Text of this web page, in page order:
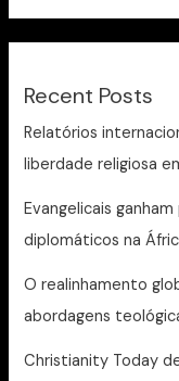
Recent Posts
Relatórios
liberdade religiosa
Evangelicais
diplomáticos na
O realinhamento
abordagens
Christianity Today